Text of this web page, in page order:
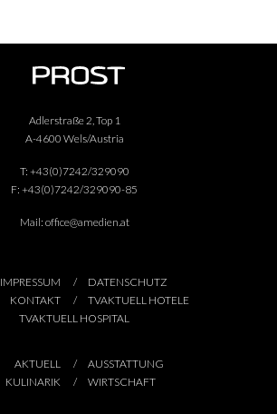
Adlerstraße 2, Top 1
A-4600 Wels/Austria
T: +43(0)7242/329090
F: +43(0)7242/329090-85
Mail: office@amedien.at
IMPRESSUM
DATENSCHUTZ
KONTAKT
TVAKTUELL HOTELE
TVAKTUELL HOSPITAL
AKTUELL
AUSSTATTUNG
KULINARIK
WIRTSCHAFT